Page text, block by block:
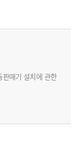
판매기 설치에 관한